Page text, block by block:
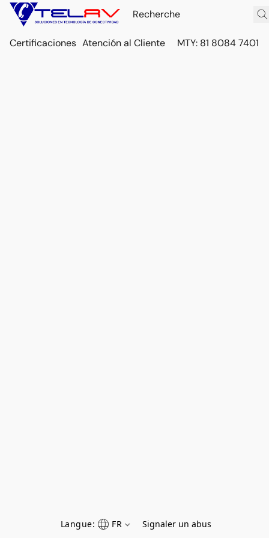
Certificaciones Atención al Cliente MTY: 81 8084 7401
Langue: FR Signaler un abus